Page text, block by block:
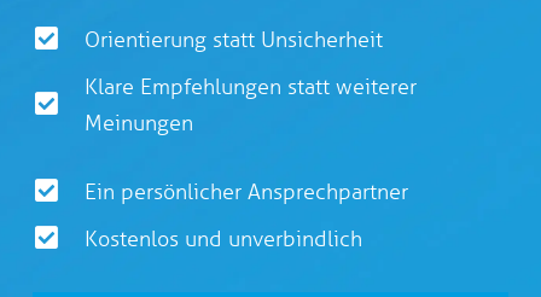
Orientierung statt Unsicherheit
Klare Empfehlungen statt weiterer
Meinungen
Ein persönlicher Ansprechpartner
Kostenlos und unverbindlich